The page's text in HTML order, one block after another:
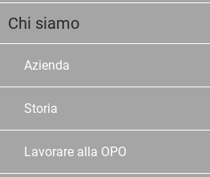
Chi siamo
Azienda
Storia
Lavorare alla OPO